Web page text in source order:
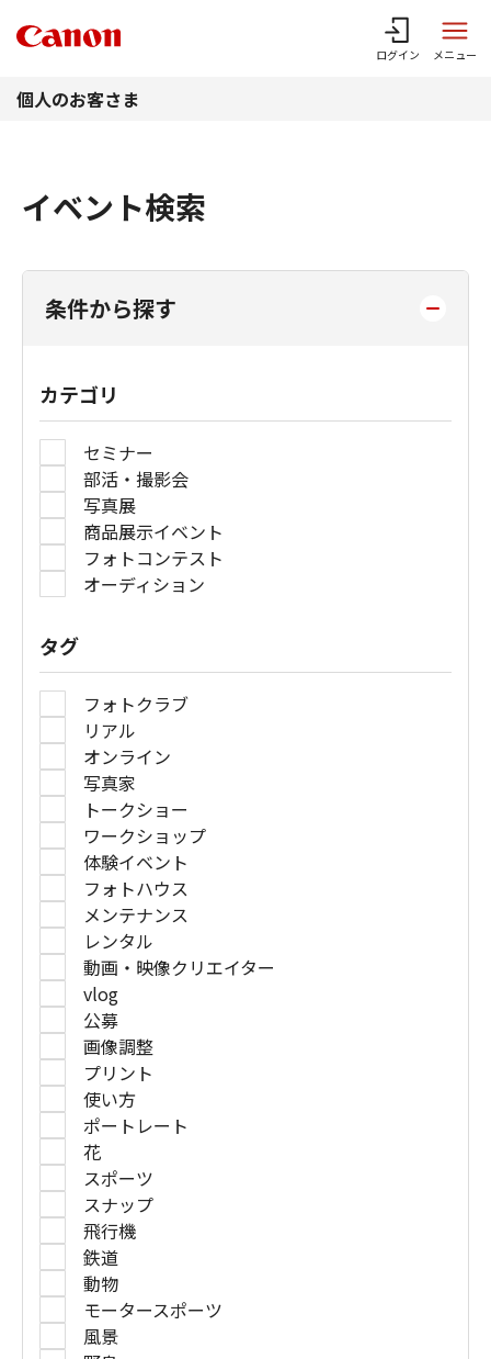
ログイン メニュー
個人のお客さま
イベント検索
条件から探す
カテゴリ
セミナー
部活・撮影会
写真展
商品展示イベント
フォトコンテスト
オーディション
タグ
フォトクラブ
リアル
オンライン
写真家
トークショー
ワークショップ
体験イベント
フォトハウス
メンテナンス
レンタル
動画・映像クリエイター
vlog
公募
画像調整
プリント
使い方
ポートレート
花
スポーツ
スナップ
飛行機
鉄道
動物
モータースポーツ
風景